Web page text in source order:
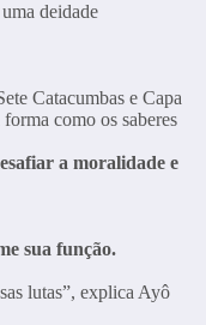
deidade
Catacumbas e Capa
como os saberes
a moralidade e
sua função.
lutas”, explica Ayô